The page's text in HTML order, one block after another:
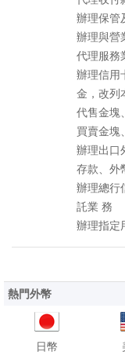
辦理保管
辦理與營
代理服務
辦理信用
金，改列
代售金塊
買賣金塊
辦理出口
存款、外
辦理總行
託業 務
辦理指定
熱門外幣
日幣